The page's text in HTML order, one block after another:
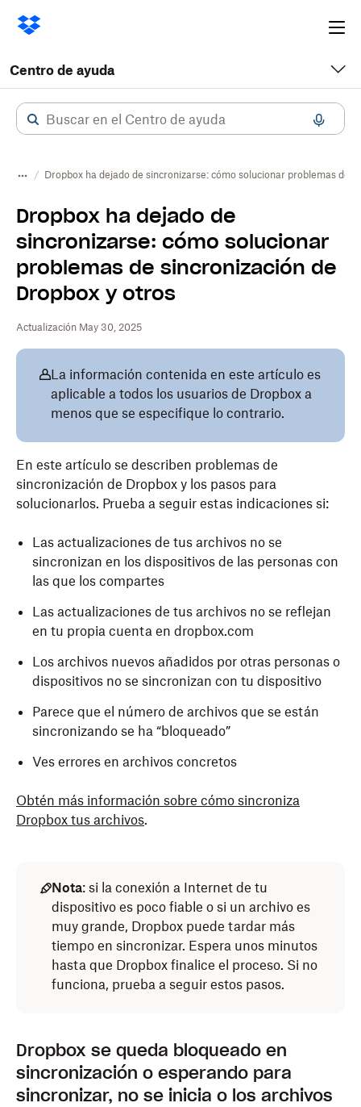
Centro de ayuda
Dropbox ha dejado de sincronizarse: cómo solucionar problemas de
Dropbox ha dejado de
sincronizarse: cómo solucionar
problemas de sincronización de
Dropbox y otros
Actualización May 30, 2025
La información contenida en este artículo es
aplicable a todos los usuarios de Dropbox a
menos que se especifique lo contrario.
En este artículo se describen problemas de
sincronización de Dropbox y los pasos para
solucionarlos. Prueba a seguir estas indicaciones si:
Las actualizaciones de tus archivos no se
sincronizan en los dispositivos de las personas con
las que los compartes
Las actualizaciones de tus archivos no se reflejan
en tu propia cuenta en dropbox.com
Los archivos nuevos añadidos por otras personas o
dispositivos no se sincronizan con tu dispositivo
Parece que el número de archivos que se están
sincronizando se ha “bloqueado”
Ves errores en archivos concretos
Obtén más información sobre cómo sincroniza
Dropbox tus archivos.
Nota: si la conexión a Internet de tu
dispositivo es poco fiable o si un archivo es
muy grande, Dropbox puede tardar más
tiempo en sincronizar. Espera unos minutos
hasta que Dropbox finalice el proceso. Si no
funciona, prueba a seguir estos pasos.
Dropbox se queda bloqueado en
sincronización o esperando para
sincronizar, no se inicia o los archivos